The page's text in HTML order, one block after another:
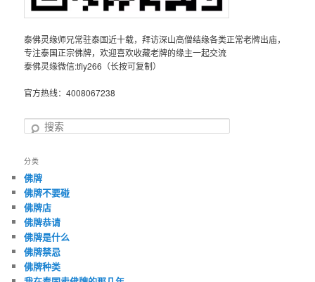
泰佛灵缘师兄常驻泰国近十载，拜访深山高僧结缘各类正常老牌出庙，
专注泰国正宗佛牌，欢迎喜欢收藏老牌的缘主一起交流
泰佛灵缘微信:tfly266（长按可复制）
官方热线：4008067238
搜
分类
佛牌
佛牌不要碰
佛牌店
佛牌恭请
佛牌是什么
佛牌禁忌
佛牌种类